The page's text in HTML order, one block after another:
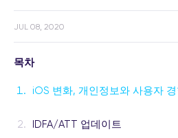
JUL 08, 2020
목차
iOS 변화, 개인정보와 사용자
IDFA/ATT 업데이트